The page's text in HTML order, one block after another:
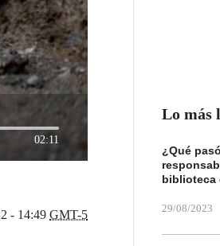
02:11
- 14:49 GMT-5
Lo más
¿Qué
biblioteca
29/08/2023